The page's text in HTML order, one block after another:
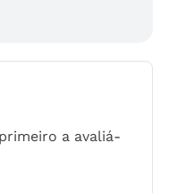
a avaliá-